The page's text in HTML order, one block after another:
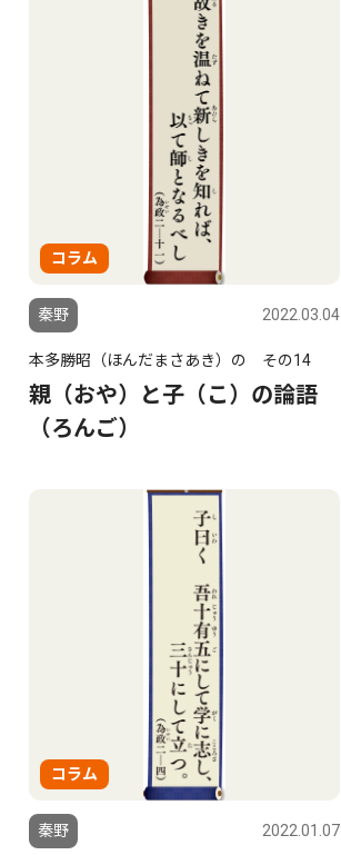
コラム
秦野 2022.03.04
本多勝昭（ほんだまさあき）の その14
親（おや）と子（こ）の論語
（ろんご）
コラム
秦野 2022.01.07